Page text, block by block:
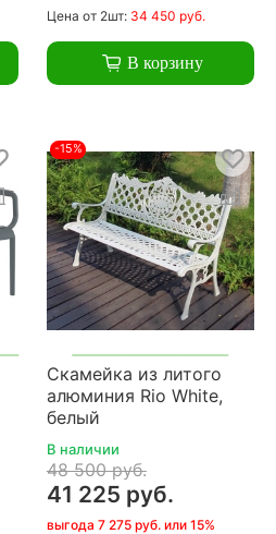
Цена от 2шт: 34 450 руб.
В корзину
-15%
Скамейка из литого
алюминия Rio White,
белый
В наличии
48 500 руб.
41 225 руб.
выгода 7 275 руб. или 15%